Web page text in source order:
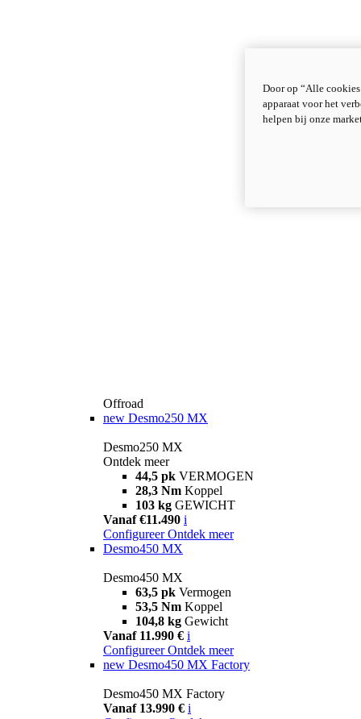
Offroad
new Desmo250 MX
Desmo250 MX
Ontdek meer
44,5 pk VERMOGEN
28,3 Nm Koppel
103 kg GEWICHT
Vanaf €11.490 i
Configureer Ontdek meer
Desmo450 MX
Desmo450 MX
63,5 pk Vermogen
53,5 Nm Koppel
104,8 kg Gewicht
Vanaf 11.990 € i
Configureer Ontdek meer
new Desmo450 MX Factory
Desmo450 MX Factory
Vanaf 13.990 € i
Door op “Alle
apparaat voor het
helpen bij onze